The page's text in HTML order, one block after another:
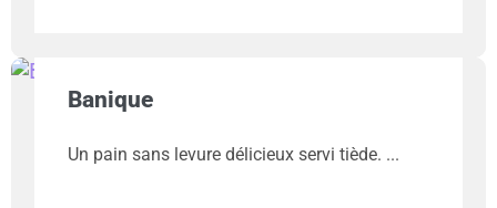
Banique
Un pain sans levure délicieux servi tiède.